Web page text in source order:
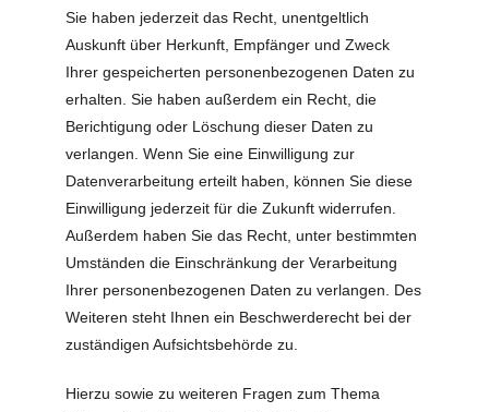
Sie haben jederzeit das Recht, unentgeltlich
Auskunft über Herkunft, Empfänger und Zweck
Ihrer gespeicherten personenbezogenen Daten zu
erhalten. Sie haben außerdem ein Recht, die
Berichtigung oder Löschung dieser Daten zu
verlangen. Wenn Sie eine Einwilligung zur
Datenverarbeitung erteilt haben, können Sie diese
Einwilligung jederzeit für die Zukunft widerrufen.
Außerdem haben Sie das Recht, unter bestimmten
Umständen die Einschränkung der Verarbeitung
Ihrer personenbezogenen Daten zu verlangen. Des
Weiteren steht Ihnen ein Beschwerderecht bei der
zuständigen Aufsichtsbehörde zu.
Hierzu sowie zu weiteren Fragen zum Thema